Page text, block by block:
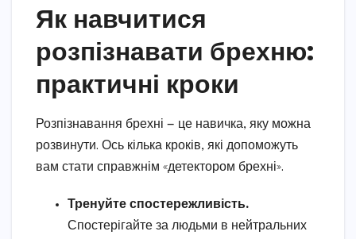
Як навчитися
розпізнавати брехню:
практичні кроки
Розпізнавання брехні — це навичка, яку можна
розвинути. Ось кілька кроків, які допоможуть
вам стати справжнім «детектором брехні».
Тренуйте спостережливість.
Спостерігайте за людьми в нейтральних